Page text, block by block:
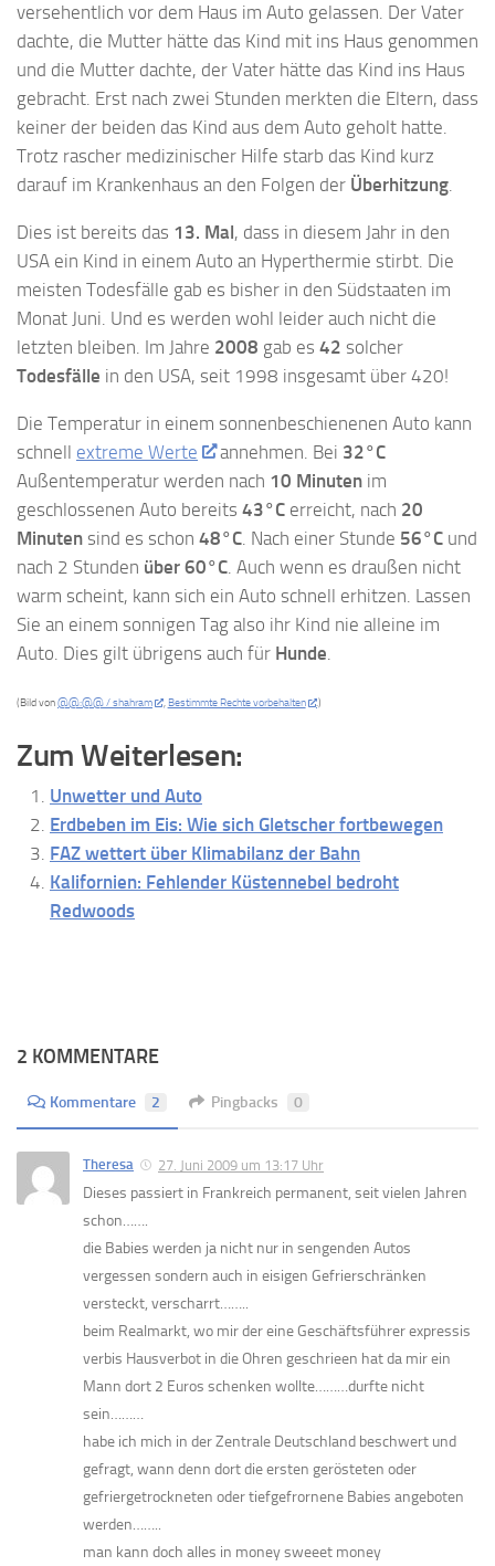
versehentlich vor dem Haus im Auto gelassen. Der Vater
dachte, die Mutter hätte das Kind mit ins Haus genommen
und die Mutter dachte, der Vater hätte das Kind ins Haus
gebracht. Erst nach zwei Stunden merkten die Eltern, dass
keiner der beiden das Kind aus dem Auto geholt hatte.
Trotz rascher medizinischer Hilfe starb das Kind kurz
darauf im Krankenhaus an den Folgen der Überhitzung.
Dies ist bereits das 13. Mal, dass in diesem Jahr in den
USA ein Kind in einem Auto an Hyperthermie stirbt. Die
meisten Todesfälle gab es bisher in den Südstaaten im
Monat Juni. Und es werden wohl leider auch nicht die
letzten bleiben. Im Jahre 2008 gab es 42 solcher
Todesfälle in den USA, seit 1998 insgesamt über 420!
Die Temperatur in einem sonnenbeschienenen Auto kann
schnell extreme Werte annehmen. Bei 32°C
Außentemperatur werden nach 10 Minuten im
geschlossenen Auto bereits 43°C erreicht, nach 20
Minuten sind es schon 48°C . Nach einer Stunde 56°C und
nach 2 Stunden über 60°C . Auch wenn es draußen nicht
warm scheint, kann sich ein Auto schnell erhitzen. Lassen
Sie an einem sonnigen Tag also ihr Kind nie alleine im
Auto. Dies gilt übrigens auch für Hunde
(Bild von@@:@@ / shahram , Bestimmte Rechte vorbehalten .)
Zum Weiterlesen:
Unwetter und Auto
Erdbeben im Eis: Wie sich Gletscher fortbewegen
FAZ wettert über Klimabilanz der Bahn
Kalifornien: Fehlender Küstennebel bedroht
Redwoods
2 KOMMENTARE
Kommentare 2 Pingbacks 0
Theresa 27. Juni 2009 um 13:17 Uhr
Dieses passiert in Frankreich permanent, seit vielen Jahren
schon…….
die Babies werden ja nicht nur in sengenden Autos
vergessen sondern auch in eisigen Gefrierschränken
versteckt, verscharrt……..
beim Realmarkt, wo mir der eine Geschäftsführer expressis
verbis Hausverbot in die Ohren geschrieen hat da mir ein
Mann dort 2 Euros schenken wollte………durfte nicht
sein………
habe ich mich in der Zentrale Deutschland beschwert und
gefragt, wann denn dort die ersten gerösteten oder
gefriergetrockneten oder tiefgefrornene Babies angeboten
werden……..
man kann doch alles in money sweeet money